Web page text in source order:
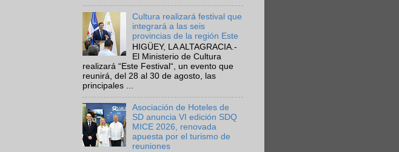
Cultura realizará festival que
integrará a las seis
provincias de la región Este
HIGÜEY, LA ALTAGRACIA.-
El Ministerio de Cultura
realizará “Este Festival“, un evento que
reunirá, del 28 al 30 de agosto, las
principales ...
Asociación de Hoteles de
SD anuncia VI edición SDQ
MICE 2026, renovada
apuesta por el turismo de
reuniones